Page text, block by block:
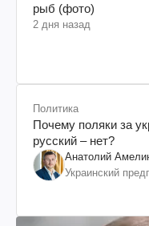
рыб (фото)
2 дня назад
Политика
Почему поляки за
русский – нет?
Анатолий
Украинский